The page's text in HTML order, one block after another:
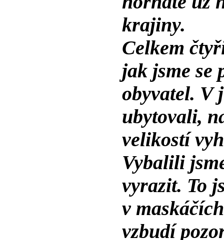
krajiny.
Celkem
jak jsme se
obyvatel. V
ubytovali,
velikostí
Vybalili
vyrazit. To
v
vzbudí